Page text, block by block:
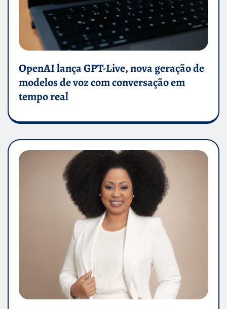
OpenAI lança GPT-Live, nova geração de
modelos de voz com conversação em
tempo real